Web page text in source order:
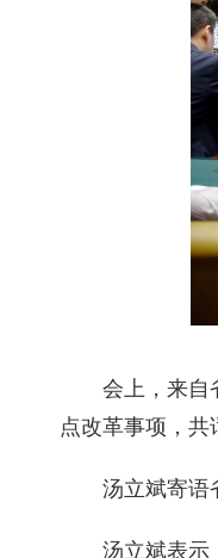
会上，来自
点改革事项，共
汤立斌寄语
汤立斌表示